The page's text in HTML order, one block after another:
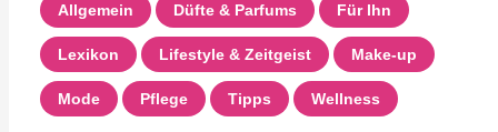
Allgemein Düfte & Parfums Für Ihn
Lexikon Lifestyle & Zeitgeist Make-up
Mode Pflege Tipps Wellness